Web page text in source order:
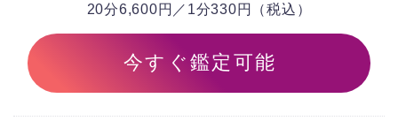
20分6,600円／1分330円（税込）
今すぐ鑑定可能